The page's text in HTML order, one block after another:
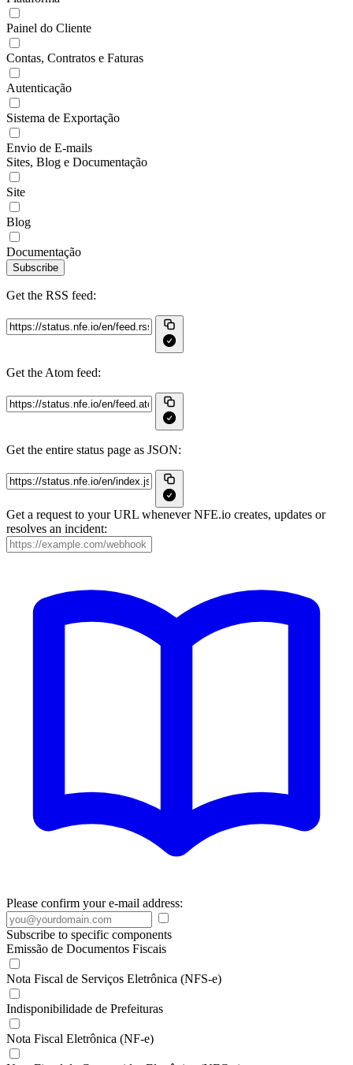
Painel do Cliente
Contas, Contratos e Faturas
Autenticação
Sistema de Exportação
Envio de E-mails
Sites, Blog e Documentação
Site
Blog
Documentação
Subscribe
Get the RSS feed:
Get the Atom feed:
Get the entire status page as JSON:
Get a request to your URL whenever NFE.io creates, updates or
resolves an incident:
Please confirm your e-mail address:
Subscribe to specific components
Emissão de Documentos Fiscais
Nota Fiscal de Serviços Eletrônica (NFS-e)
Indisponibilidade de Prefeituras
Nota Fiscal Eletrônica (NF-e)